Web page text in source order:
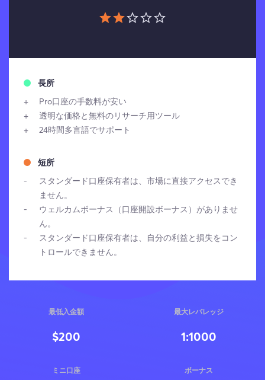
長所
Pro口座の手数料が安い
透明な価格と無料のリサーチ用ツール
24時間多言語でサポート
短所
スタンダード口座保有者は、市場に直接アクセスでき
ません。
ウェルカムボーナス（口座開設ボーナス）がありませ
ん。
スタンダード口座保有者は、自分の利益と損失をコン
トロールできません。
最低入金額
$200
最大レバレッジ
1:1000
ミニ口座 ボーナス